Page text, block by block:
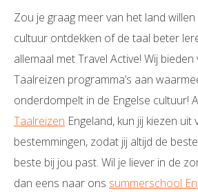
Zou je graag meer van het land willen
cultuur ontdekken of de taal beter
allemaal met Travel Active! Wij
Taalreizen programma’s aan
onderdompelt in de Engelse cultuur!
Taalreizen Engeland, kun jij kiezen uit
bestemmingen, zodat jij altijd de
beste bij jou past. Wil je liever in de
dan eens naar ons summerschool